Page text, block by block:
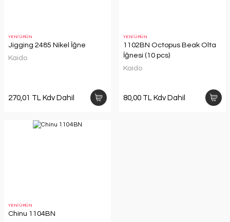
YENİ ÜRÜN
Jigging 2485 Nikel İğne
Kaido
270,01 TL Kdv Dahil
YENİ ÜRÜN
1102BN Octopus Beak Olta
İğnesi (10 pcs)
Kaido
80,00 TL Kdv Dahil
YENİ ÜRÜN
Chinu 1104BN